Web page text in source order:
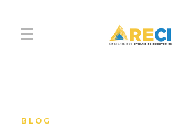
BLOG